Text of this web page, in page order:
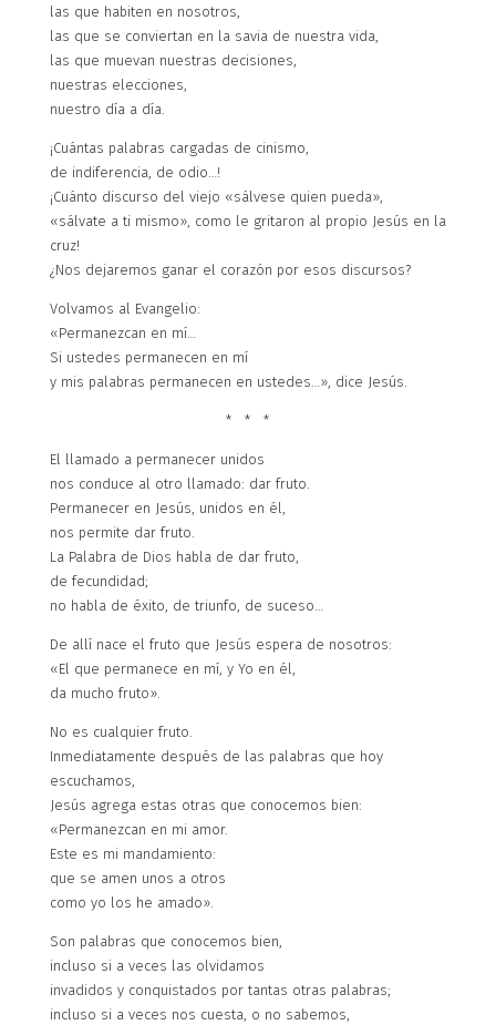
las que habiten en nosotros,
las que se conviertan en la savia de nuestra vida,
las que muevan nuestras decisiones,
nuestras elecciones,
nuestro día a día.
¡Cuántas palabras cargadas de cinismo,
de indiferencia, de odio…!
¡Cuánto discurso del viejo «sálvese quien pueda»,
«sálvate a ti mismo», como le gritaron al propio Jesús en la
cruz!
¿Nos dejaremos ganar el corazón por esos discursos?
Volvamos al Evangelio:
«Permanezcan en mí…
Si ustedes permanecen en mí
y mis palabras permanecen en ustedes…», dice Jesús.
* * *
El llamado a permanecer unidos
nos conduce al otro llamado: dar fruto.
Permanecer en Jesús, unidos en él,
nos permite dar fruto.
La Palabra de Dios habla de dar fruto,
de fecundidad;
no habla de éxito, de triunfo, de suceso…
De allí nace el fruto que Jesús espera de nosotros:
«El que permanece en mí, y Yo en él,
da mucho fruto».
No es cualquier fruto.
Inmediatamente después de las palabras que hoy
escuchamos,
Jesús agrega estas otras que conocemos bien:
«Permanezcan en mi amor.
Este es mi mandamiento:
que se amen unos a otros
como yo los he amado».
Son palabras que conocemos bien,
incluso si a veces las olvidamos
invadidos y conquistados por tantas otras palabras;
incluso si a veces nos cuesta, o no sabemos,